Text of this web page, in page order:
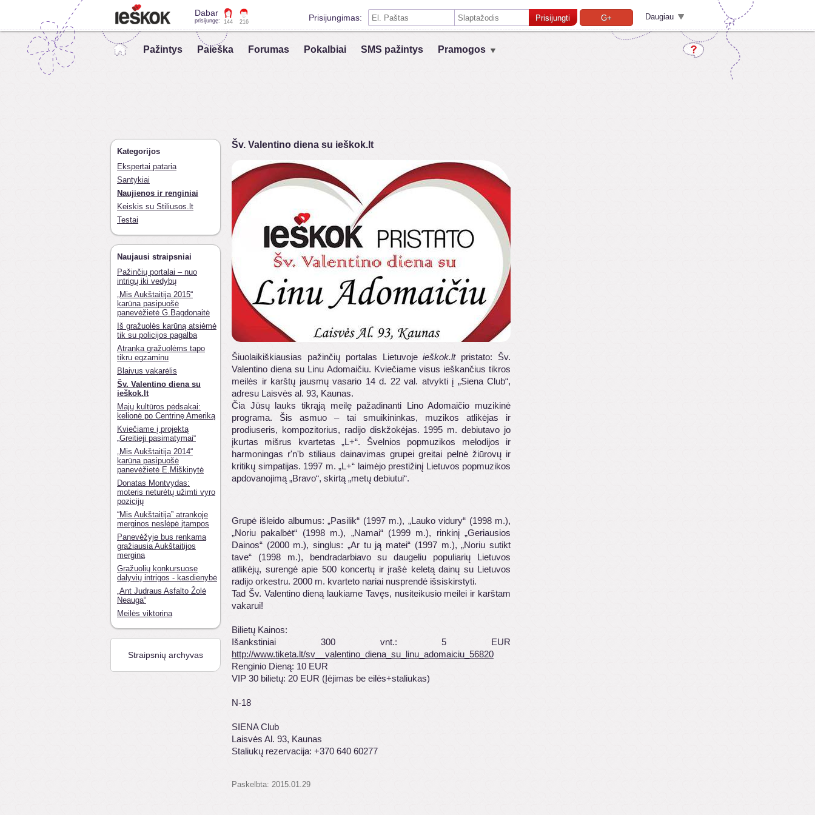
Dabar
prisijungę: 144 216 Prisijungimas: Prisijungti G+
Prisiminti mane šiame kompiuteryje
Daugiau
Pažintys Paieška Forumas Pokalbiai SMS pažintys Pramogos
Kategorijos
Ekspertai pataria
Santykiai
Naujienos ir renginiai
Keiskis su Stiliusos.lt
Testai
Naujausi straipsniai
Pažinčių portalai – nuo
intrigų iki vedybų
„Mis Aukštaitija 2015“
karūna pasipuošė
panevėžietė G.Bagdonaitė
Iš gražuolės karūną atsiėmė
tik su policijos pagalba
Atranka gražuolėms tapo
tikru egzaminu
Blaivus vakarėlis
Šv. Valentino diena su
ieškok.lt
Majų kultūros pėdsakai:
kelionė po Centrinę Ameriką
Kviečiame į projektą
„Greitieji pasimatymai“
„Mis Aukštaitija 2014“
karūna pasipuošė
panevėžietė E.Miškinytė
Donatas Montvydas:
moteris neturėtų užimti vyro
pozicijų
“Mis Aukštaitija” atrankoje
merginos neslėpė įtampos
Panevėžyje bus renkama
gražiausia Aukštaitijos
mergina
Gražuolių konkursuose
dalyvių intrigos - kasdienybė
„Ant Judraus Asfalto Žolė
Neauga“
Meilės viktorina
Straipsnių archyvas
Šv. Valentino diena su ieškok.lt
Šiuolaikiškiausias pažinčių portalas Lietuvojeieškok.ltpristato: Šv.
Valentino diena su Linu Adomaičiu. Kviečiame visus ieškančius tikros
meilės ir karštų jausmų vasario 14 d. 22 val. atvykti į „Siena Club“,
adresu Laisvės al. 93, Kaunas.
Čia Jūsų lauks tikrąją meilę pažadinanti Lino Adomaičio muzikinė
programa. Šis asmuo – tai smuikininkas, muzikos atlikėjas ir
prodiuseris, kompozitorius, radijo diskžokėjas. 1995 m. debiutavo jo
įkurtas mišrus kvartetas „L+“. Švelnios popmuzikos melodijos ir
harmoningas r'n'b stiliaus dainavimas grupei greitai pelnė žiūrovų ir
kritikų simpatijas. 1997 m. „L+“ laimėjo prestižinį Lietuvos popmuzikos
apdovanojimą „Bravo“, skirtą „metų debiutui“.
Grupė išleido albumus: „Pasilik“ (1997 m.), „Lauko vidury“ (1998 m.),
„Noriu pakalbėt“ (1998 m.), „Namai“ (1999 m.), rinkinį „Geriausios
Dainos“ (2000 m.), singlus: „Ar tu ją matei“ (1997 m.), „Noriu sutikt
tave“ (1998 m.), bendradarbiavo su daugeliu populiarių Lietuvos
atlikėjų, surengė apie 500 koncertų ir įrašė keletą dainų su Lietuvos
radijo orkestru. 2000 m. kvarteto nariai nusprendė išsiskirstyti.
Tad Šv. Valentino dieną laukiame Tavęs, nusiteikusio meilei ir karštam
vakarui!
Bilietų Kainos:
Išankstiniai 300 vnt.: 5 EUR
http://www.tiketa.lt/sv__valentino_diena_su_linu_adomaiciu_56820
Renginio Dieną: 10 EUR
VIP 30 bilietų: 20 EUR (Įėjimas be eilės+staliukas)
N-18
SIENA Club
Laisvės Al. 93, Kaunas
Staliukų rezervacija: +370 640 60277
Paskelbta: 2015.01.29